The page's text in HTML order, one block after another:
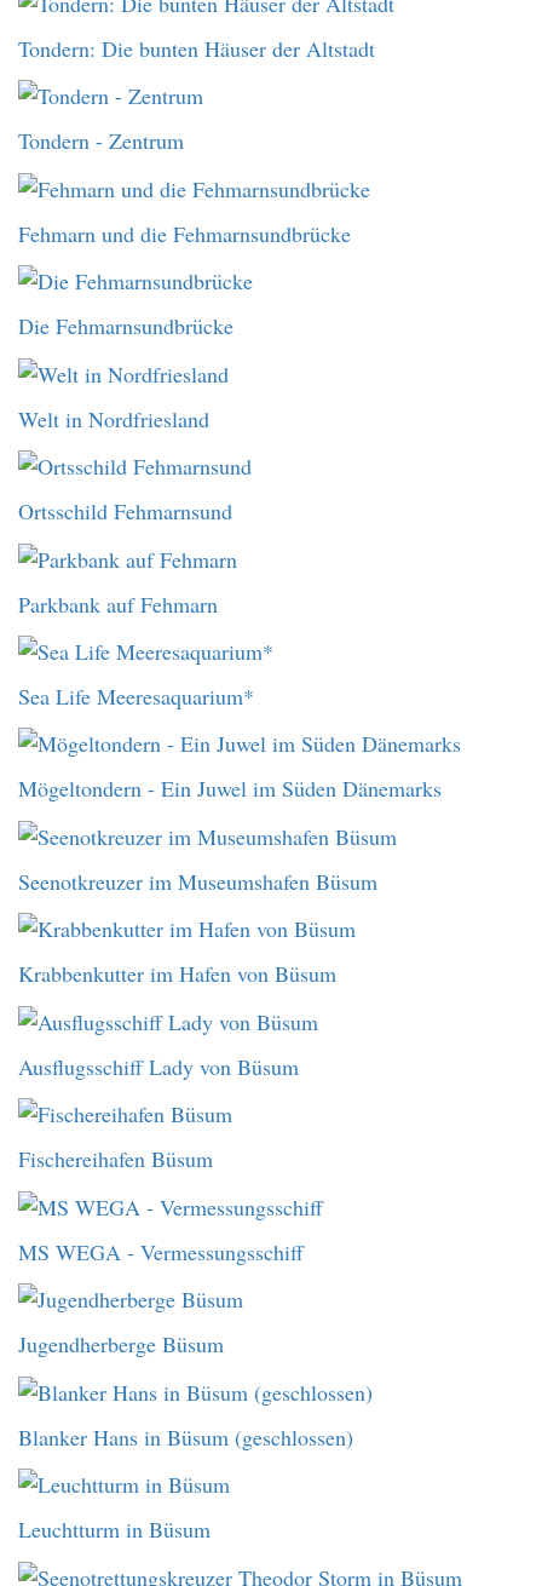
Tondern: Die bunten Häuser der Altstadt
Tondern - Zentrum
Fehmarn und die Fehmarnsundbrücke
Die Fehmarnsundbrücke
Welt in Nordfriesland
Ortsschild Fehmarnsund
Parkbank auf Fehmarn
Sea Life Meeresaquarium*
Mögeltondern - Ein Juwel im Süden Dänemarks
Seenotkreuzer im Museumshafen Büsum
Krabbenkutter im Hafen von Büsum
Ausflugsschiff Lady von Büsum
Fischereihafen Büsum
MS WEGA - Vermessungsschiff
Jugendherberge Büsum
Blanker Hans in Büsum (geschlossen)
Leuchtturm in Büsum